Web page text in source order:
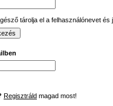
tárolja el a felhasználónevet és
Regisztráld magad most!